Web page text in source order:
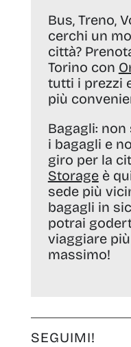
Bus, Treno,
cerchi un
città?
Torino con
tutti i prezzi
più
Bagagli: non
i bagagli e
giro per la
Storageè
sede più
bagagli in
potrai
viaggiare
massimo!
SEGUIMI!